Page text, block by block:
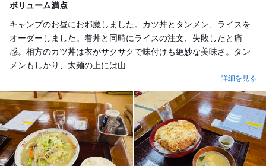
ボリューム満点
キャンプのお昼にお邪魔しました。カツ丼とタンメン、ライスを
オーダーしました。着丼と同時にライスの注文、失敗したと痛
感。相方のカツ丼は衣がサクサクで味付けも絶妙な美味さ。タン
メンもしかり、太麺の上には山...
詳細を見る